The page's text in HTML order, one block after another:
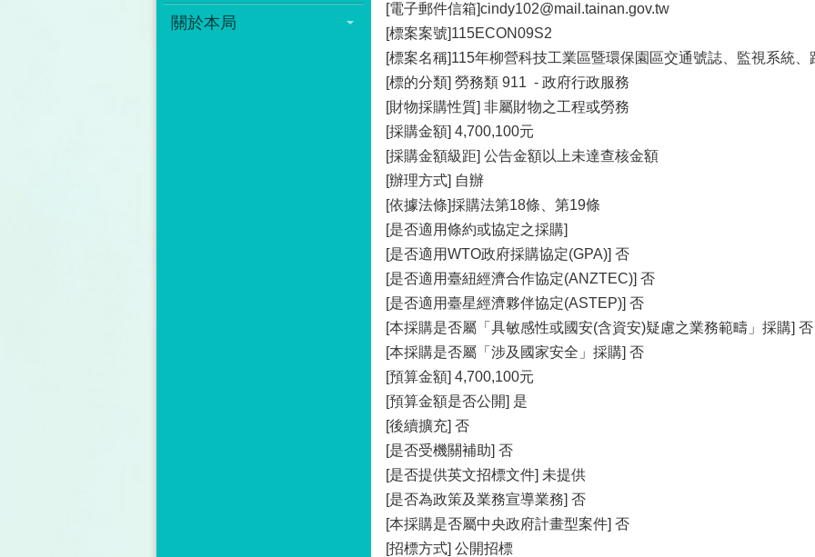
關於本局
[電子郵件信箱]cindy102@mail.tainan.gov.tw
[標案案號]115ECON09S2
[標案名稱]115年柳營科技工業區暨環保園區交通號誌、監視系統
[標的分類] 勞務類 911 - 政府行政服務
[財物採購性質] 非屬財物之工程或勞務
[採購金額] 4,700,100元
[採購金額級距] 公告金額以上未達查核金額
[辦理方式] 自辦
[依據法條]採購法第18條、第19條
[是否適用條約或協定之採購]
[是否適用WTO政府採購協定(GPA)] 否
[是否適用臺紐經濟合作協定(ANZTEC)] 否
[是否適用臺星經濟夥伴協定(ASTEP)] 否
[本採購是否屬「具敏感性或國安(含資安)疑慮之業務範疇」採購] 否
[本採購是否屬「涉及國家安全」採購] 否
[預算金額] 4,700,100元
[預算金額是否公開] 是
[後續擴充] 否
[是否受機關補助] 否
[是否提供英文招標文件] 未提供
[是否為政策及業務宣導業務] 否
[本採購是否屬中央政府計畫型案件] 否
[招標方式] 公開招標